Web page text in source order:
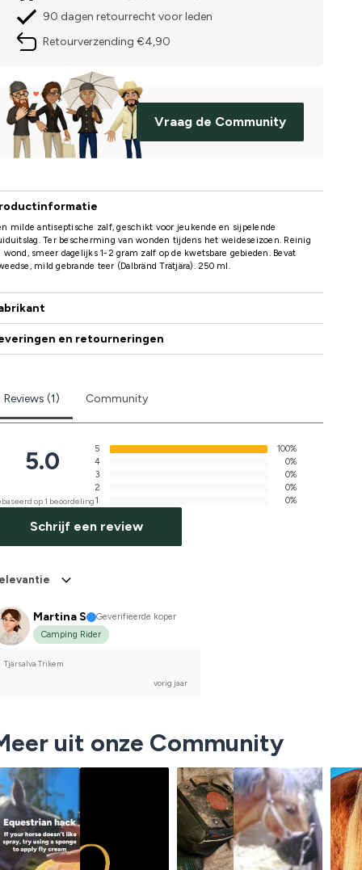
90 dagen retourrecht voor leden
Retourverzending €4,90
Vraag de Community
milde antiseptische zalf, geschikt voor jeukende en sijpelende
Ter bescherming van wonden tijdens het weideseizoen. Reinig
wond, smeer dagelijks 1-2 gram zalf op de kwetsbare gebieden. Bevat
mild gebrande teer (Dalbränd Trätjära). 250 ml.
en retourneringen
Reviews (1) Community
5.0
op 1 beoordeling
5
100%
4
0%
3
0%
2
0%
1
0%
Schrijf een review
Martina S
Geverifieerde koper
Camping Rider
Tjärsalva Trikem
vorig jaar
uit onze Community